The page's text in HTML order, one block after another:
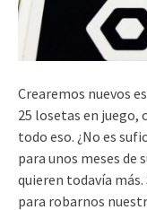
Crearemos nuevos
25 losetas en
todo eso. ¿No es
para unos meses
quieren todavía
para robarnos